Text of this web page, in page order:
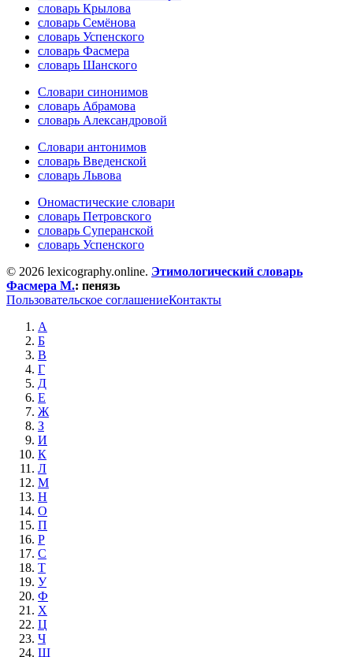
словарь Крылова
словарь Семёнова
словарь Успенского
словарь Фасмера
словарь Шанского
Словари синонимов
словарь Абрамова
словарь Александровой
Словари антонимов
словарь Введенской
словарь Львова
Ономастические словари
словарь Петровского
словарь Суперанской
словарь Успенского
© 2026 lexicography.online. Этимологический словарь
Фасмера М.: пенязь
Пользовательское соглашениеКонтакты
А
Б
В
Г
Д
Е
Ж
З
И
К
Л
М
Н
О
П
Р
С
Т
У
Ф
Х
Ц
Ч
Ш